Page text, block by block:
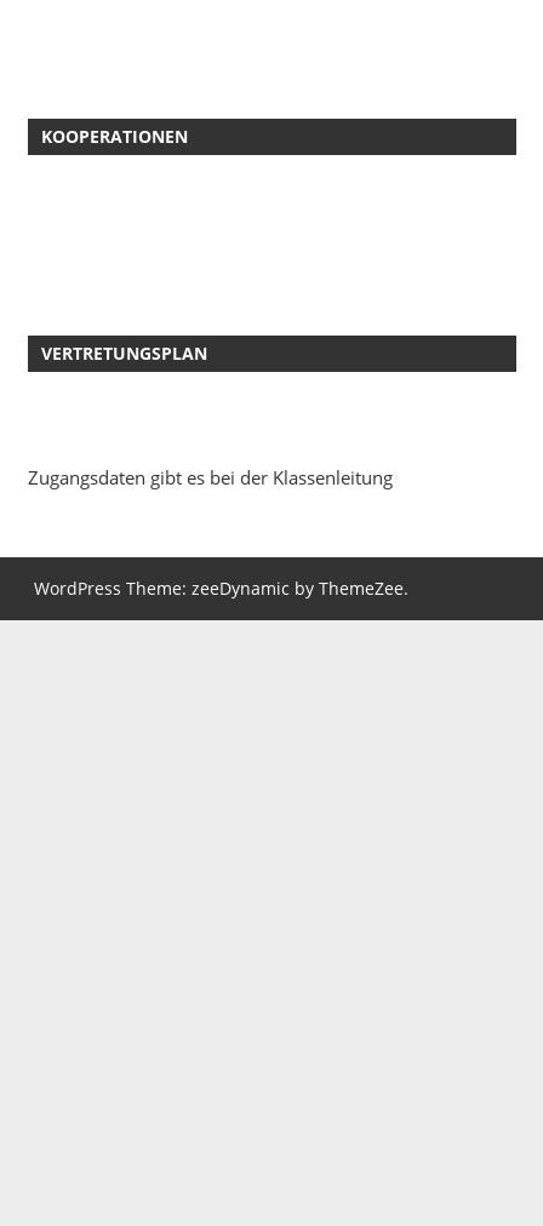
KOOPERATIONEN
VERTRETUNGSPLAN
Zugangsdaten gibt es bei der Klassenleitung
WordPress Theme: zeeDynamic by ThemeZee.